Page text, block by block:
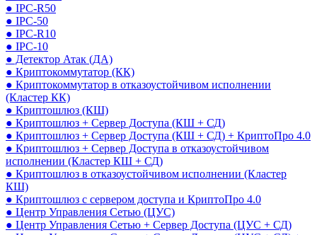
● IPC-R50
● IPC-50
● IPC-R10
● IPC-10
● Детектор Атак (ДА)
● Криптокоммутатор (КК)
● Криптокоммутатор в отказоустойчивом исполнении
(Кластер КК)
● Криптошлюз (КШ)
● Криптошлюз + Сервер Доступа (КШ + СД)
● Криптошлюз + Сервер Доступа (КШ + СД) + КриптоПро 4.0
● Криптошлюз + Сервер Доступа в отказоустойчивом
исполнении (Кластер КШ + СД)
● Криптошлюз в отказоустойчивом исполнении (Кластер
КШ)
● Криптошлюз с сервером доступа и КриптоПро 4.0
● Центр Управления Сетью (ЦУС)
● Центр Управления Сетью + Сервер Доступа (ЦУС + СД)